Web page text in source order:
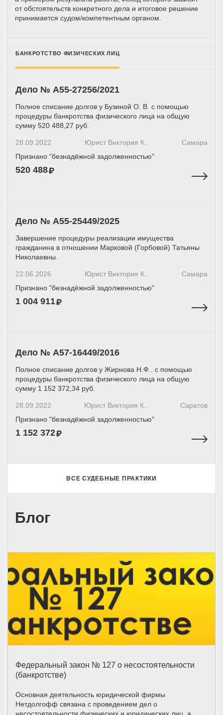
от обстоятельств конкретного дела и итоговое решение
принимается судом/компетентным органом.
БАНКРОТСТВО ФИЗИЧЕСКИХ ЛИЦ
Дело № А55-27256/2021
Полное списание долгов у Бузиной О. В. с помощью
процедуры банкротства физического лица на общую
сумму 520 488,27 руб.
28.09.2022 Юрист Виктория К..
Самара
Признано "безнадёжной задолженностью"
520 488
Дело № А55-25449/2025
Завершение процедуры реализации имущества
гражданина в отношении Марковой (Горбовой) Татьяны
Николаевны.
22.06.2026 Юрист Виктория К..
Самара
Признано "безнадёжной задолженностью"
1 004 911
Дело № A57-16449/2016
Полное списание долгов у Жирнова Н.Ф.. с помощью
процедуры банкротства физического лица на общую
сумму 1 152 372,34 руб.
28.09.2022 Юрист Виктория К..
Саратов
Признано "безнадёжной задолженностью"
1 152 372
ВСЕ СУДЕБНЫЕ ПРАКТИКИ
Блог
Федеральный закон № 127 о несостоятельности
(банкротстве)
Основная деятельность юридической фирмы
Нетдолгофф связана с проведением дел о